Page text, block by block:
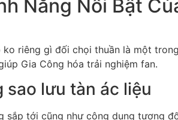
Năng Nổi Bật
riêng gì đối chọi thuần là một
Gia Công hóa trải nghiệm fan.
sao lưu tàn ác liệu
sắp tới cũng như công dụng tương